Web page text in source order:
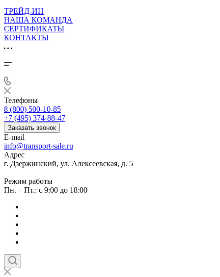
ТРЕЙД-ИН
НАША КОМАНДА
СЕРТИФИКАТЫ
КОНТАКТЫ
Телефоны
8 (800) 500-10-85
+7 (495) 374-88-47
Заказать звонок
E-mail
info@transport-sale.ru
Адрес
г. Дзержинский, ул. Алексеевская, д. 5
Режим работы
Пн. – Пт.: с 9:00 до 18:00